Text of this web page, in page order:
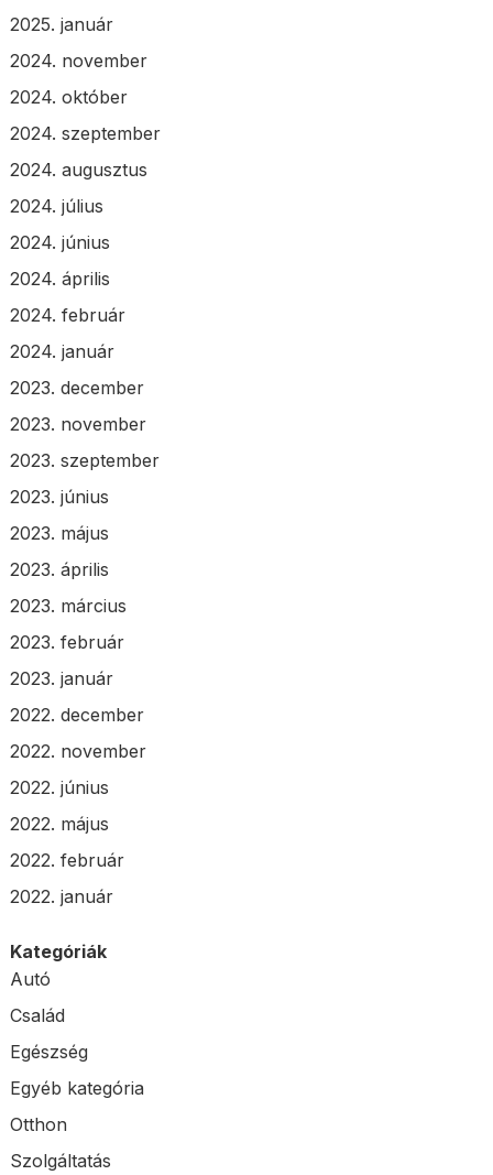
2025. január
2024. november
2024. október
2024. szeptember
2024. augusztus
2024. július
2024. június
2024. április
2024. február
2024. január
2023. december
2023. november
2023. szeptember
2023. június
2023. május
2023. április
2023. március
2023. február
2023. január
2022. december
2022. november
2022. június
2022. május
2022. február
2022. január
Kategóriák
Autó
Család
Egészség
Egyéb kategória
Otthon
Szolgáltatás